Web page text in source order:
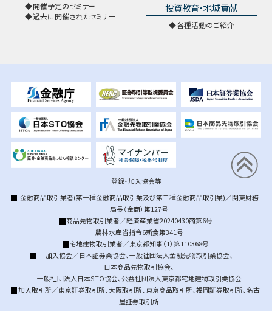
開催予定のセミナー
過去に開催されたセミナー
投資教育・地域貢献
各種活動のご紹介
登録・加入協会等
金融商品取引業者(第一種金融商品取引業及び第二種金融商品取引業)／関東財務
局長（金商）第127号
商品先物取引業者／経済産業省20240430商第6号
農林水産省指令6新食第341号
宅地建物取引業者／東京都知事（1）第110368号
加入協会／日本証券業協会、一般社団法人金融先物取引業協会、
日本商品先物取引協会、
一般社団法人日本STO協会、公益社団法人東京都宅地建物取引業協会
加入取引所／東京証券取引所、大阪取引所、 東京商品取引所、福岡証券取引所、名古
屋証券取引所